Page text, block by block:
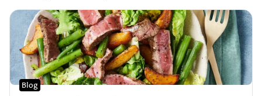
Blog